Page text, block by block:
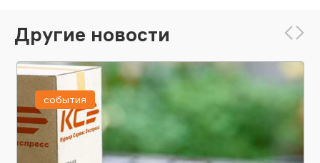
Другие новости
события